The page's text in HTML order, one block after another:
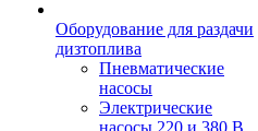
Оборудование для раздачи
дизтоплива
Пневматические
насосы
Электрические
насосы 220 и 380 В